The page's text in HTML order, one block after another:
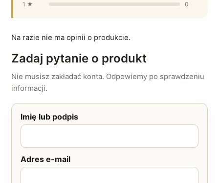
1 ★
0
Na razie nie ma opinii o produkcie.
Zadaj pytanie o produkt
Nie musisz zakładać konta. Odpowiemy po sprawdzeniu
informacji.
Imię lub podpis
Adres e-mail